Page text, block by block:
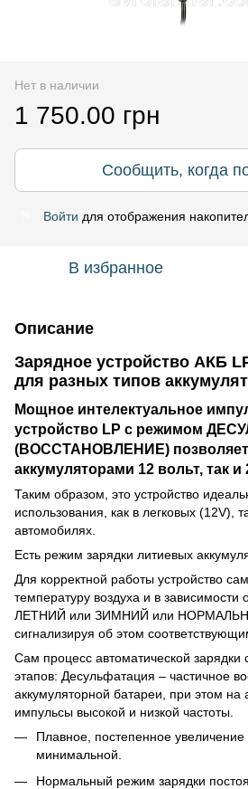
Нет в наличии
1 750.00 грн
Сообщить, когда
Войти для отображения
В избранное
Описание
Зарядное устройство АКБ
для разных типов
Мощное интелектуальное
устройство LP с режимом
(ВОССТАНОВЛЕНИЕ) позволяет
аккумуляторами 12 вольт, так и
Таким образом, это устройство
использования, как в легковых (12V),
автомобилях.
Есть режим зарядки литиевых
Для корректной работы устройство
температуру воздуха и в зависимости
ЛЕТНИЙ или ЗИМНИЙ или
сигнализируя об этом
Сам процесс автоматической зарядки
этапов: Десульфатация – частичное
аккумуляторной батареи, при этом на
импульсы высокой и низкой частоты.
Плавное, постепенное
минимальной.
Нормальный режим зарядки